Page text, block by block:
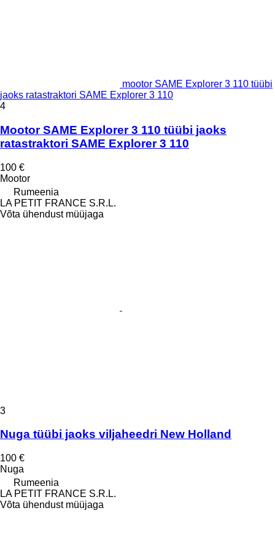
mootor SAME Explorer 3 110 tüübi
jaoks ratastraktori SAME Explorer 3 110
4
Mootor SAME Explorer 3 110 tüübi jaoks
ratastraktori SAME Explorer 3 110
100 €
Mootor
Rumeenia
LA PETIT FRANCE S.R.L.
Võta ühendust müüjaga
3
Nuga tüübi jaoks viljaheedri New Holland
100 €
Nuga
Rumeenia
LA PETIT FRANCE S.R.L.
Võta ühendust müüjaga